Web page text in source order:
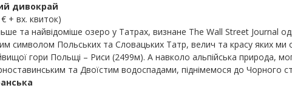
дивокрай
+ вх. квиток)
та найвідоміше озеро у Татрах, визнане The Wall Street Journal
символом Польських та Словацьких Татр, велич та красу яких
гори Польщі – Риси (2499м). А навколо альпійська природа,
та Двоїстим водоспадами, піднімемося до Чорного